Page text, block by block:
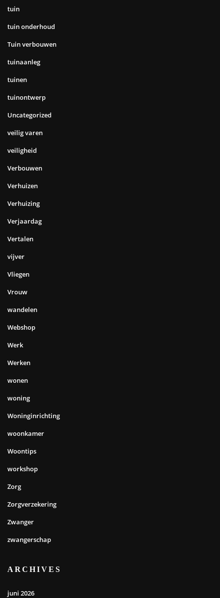
tuin
tuin onderhoud
Tuin verbouwen
tuinaanleg
tuinen
tuinontwerp
Uncategorized
veilig varen
veiligheid
Verbouwen
Verhuizen
Verhuizing
Verjaardag
Vertalen
vijver
Vliegen
Vrouw
wandelen
Webshop
Werk
Werken
wonen
woning
Woninginrichting
woonkamer
Woontips
workshop
Zorg
Zorgverzekering
Zwanger
zwangerschap
ARCHIVES
juni 2026